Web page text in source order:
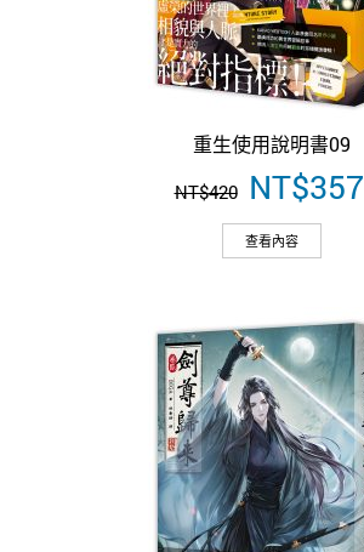
重生使用說明書09
NT$420 原
始
價
格：
NT$357
查看內容